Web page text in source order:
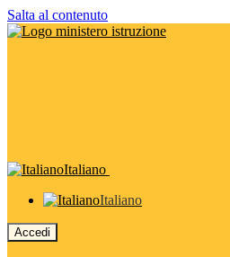
Salta al contenuto
Italiano
Italiano
Accedi